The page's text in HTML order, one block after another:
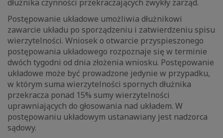
dłużnika czynności przekraczających zwykły zarząd.
Postępowanie układowe umożliwia dłużnikowi
zawarcie układu po sporządzeniu i zatwierdzeniu spisu
wierzytelności. Wniosek o otwarcie przyspieszonego
postępowania układowego rozpoznaje się w terminie
dwóch tygodni od dnia złożenia wniosku. Postępowanie
układowe może być prowadzone jedynie w przypadku,
w którym suma wierzytelności spornych dłużnika
przekracza ponad 15% sumy wierzytelności
uprawniających do głosowania nad układem. W
postępowaniu układowym ustanawiany jest nadzorca
sądowy.